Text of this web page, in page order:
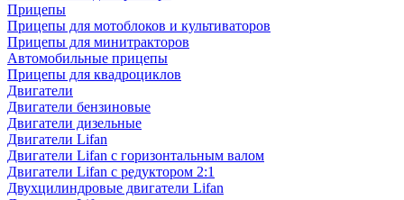
Прицепы
Прицепы для мотоблоков и культиваторов
Прицепы для минитракторов
Автомобильные прицепы
Прицепы для квадроциклов
Двигатели
Двигатели бензиновые
Двигатели дизельные
Двигатели Lifan
Двигатели Lifan с горизонтальным валом
Двигатели Lifan с редуктором 2:1
Двухцилиндровые двигатели Lifan